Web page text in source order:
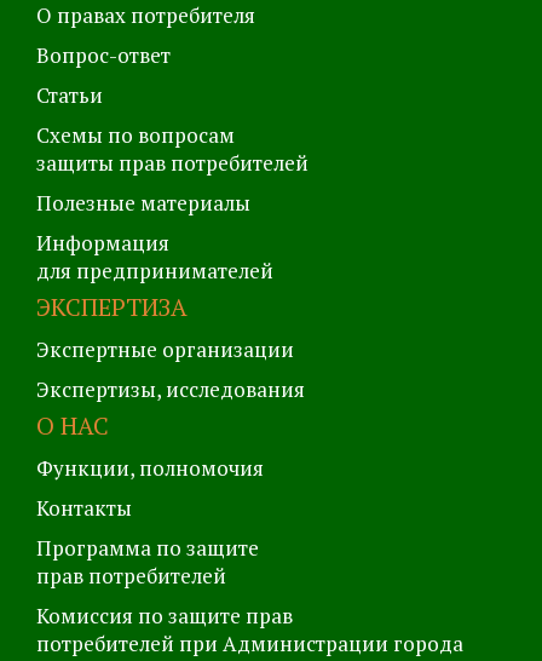
О правах потребителя
Вопрос-ответ
Статьи
Схемы по вопросам
защиты прав потребителей
Полезные материалы
Информация
для предпринимателей
ЭКСПЕРТИЗА
Экспертные организации
Экспертизы, исследования
О НАС
Функции, полномочия
Контакты
Программа по защите
прав потребителей
Комиссия по защите прав
потребителей при Администрации города